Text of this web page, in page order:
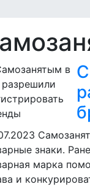
знаки.
марка
и